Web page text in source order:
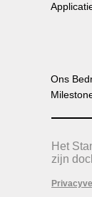
Ons
Het
zijn